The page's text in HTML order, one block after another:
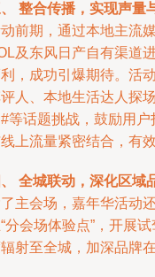
整合传播，实现声量
前期，通过本地主流
及东风日产自有渠道
，成功引爆期待。活
人、本地生活达人探
等话题挑战，鼓励用
上流量紧密结合，有
全城联动，深化区域
主会场，嘉年华活动
分会场体验点”，开展
射至全城，加深品牌